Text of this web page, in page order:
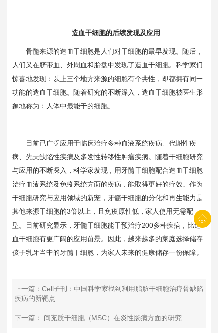
造血干细胞的后续发现及应用
骨髓来源的造血干细胞是人们对干细胞的最早发现。随后，
人们又在脐带血、外周血和胎盘中发现了造血干细胞。科学家们
惊喜地发现：以上三个地方来源的细胞有个共性，即都拥有同一
功能的造血干细胞。随着研究的不断深入，造血干细胞被医生形
象地称为：人体中最能干的细胞。
目前已广泛应用于临床治疗多种血液系统疾病、代谢性疾
病、先天缺陷性疾病及多发性转移性肿瘤疾病。随着干细胞研究
与应用的不断深入，科学家发现，用牙髓干细胞配合造血干细胞
治疗血液系统及免疫系统方面的疾病，能取得更好的疗效。作为
干细胞研究与应用领域的新宠，牙髓干细胞的分化和再生能力是
其他来源干细胞的3倍以上，且免疫原性低，家人使用无需配
型。目前研究显示，牙髓干细胞能干预治疗200多种疾病，比造
血干细胞有更广阔的应用前景。因此，越来越多的家庭选择储存
孩子乳牙当中的牙髓干细胞，为家人未来的健康储存一份保障。
上一篇：Cell子刊：中国科学家找到利用脂肪干细胞治疗骨缺陷
疾病的新靶点
下一篇： 间充质干细胞（MSC）在炎性肠病方面的研究